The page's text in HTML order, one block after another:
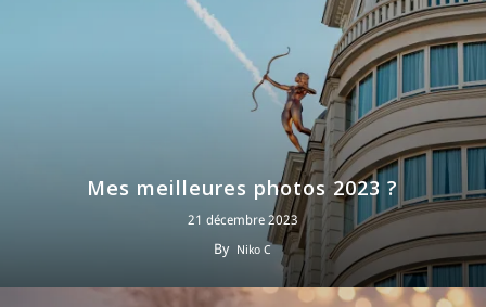
Mes meilleures photos 2023 ?
21 décembre 2023
By Niko C